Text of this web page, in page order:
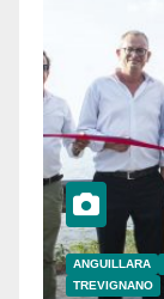
ANGUILLARA
TREVIGNANO